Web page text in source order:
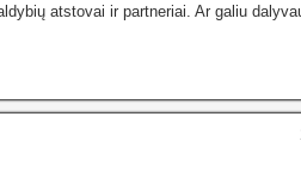
atstovai ir partneriai. Ar galiu